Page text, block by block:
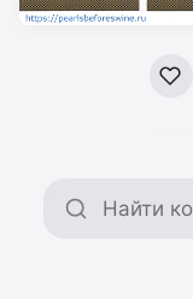
Поиск по